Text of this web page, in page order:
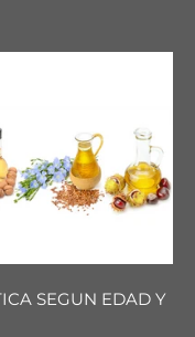
SEGUN EDAD Y